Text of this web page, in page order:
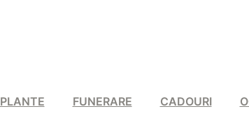
PLANTE FUNERARE CADOURI